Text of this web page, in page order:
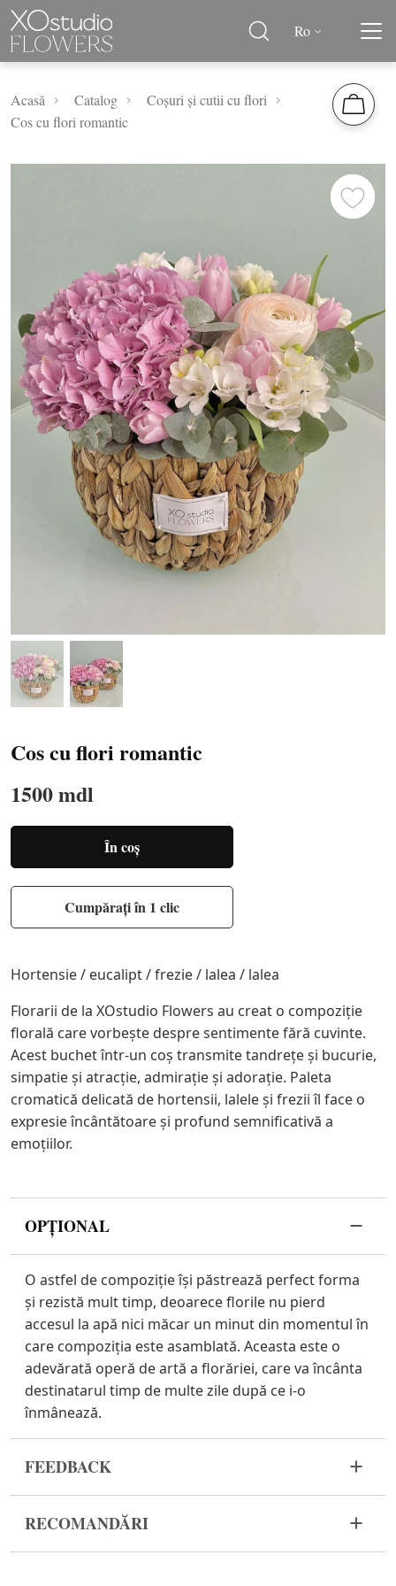
Ro
Acasă Catalog
Coșuri și cutii cu flori
Cos cu flori romantic
Cos cu flori romantic
1500 mdl
În coș
Cumpărați în 1 clic
Hortensie / eucalipt / frezie / lalea / lalea
Florarii de la XOstudio Flowers au creat o compoziție
florală care vorbește despre sentimente fără cuvinte.
Acest buchet într-un coș transmite tandrețe și bucurie,
simpatie și atracție, admirație și adorație. Paleta
cromatică delicată de hortensii, lalele și frezii îl face o
expresie încântătoare și profund semnificativă a
emoțiilor.
OPȚIONAL
O astfel de compoziție își păstrează perfect forma
și rezistă mult timp, deoarece florile nu pierd
accesul la apă nici măcar un minut din momentul în
care compoziția este asamblată. Aceasta este o
adevărată operă de artă a florăriei, care va încânta
destinatarul timp de multe zile după ce i-o
înmânează.
FEEDBACK
buchetul dvs. nu a ajuns în stare corespunzătoare,
vă rugăm să ne contactați pentru a rezolva
RECOMANDĂRI